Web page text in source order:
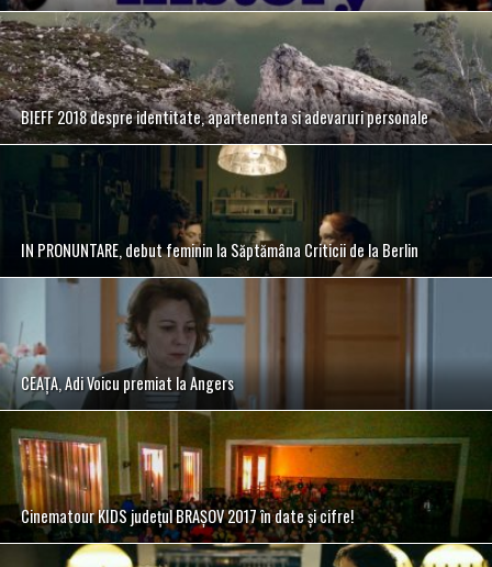
BIEFF 2018 despre identitate, apartenenta si adevaruri personale
IN PRONUNTARE, debut feminin la Săptămâna Criticii de la Berlin
CEAȚA, Adi Voicu premiat la Angers
Cinematour KIDS județul BRAȘOV 2017 în date și cifre!